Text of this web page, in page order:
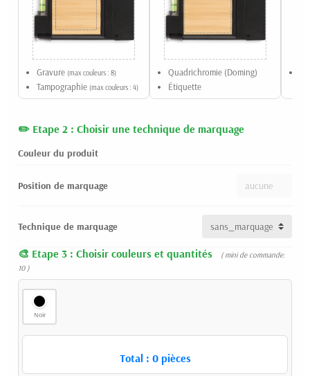
Gravure (max couleurs : 8)
Tampographie (max couleurs : 4)
Quadrichromie (Doming)
Étiquette
Etape 2 : Choisir une technique de marquage
Couleur du produit
Position de marquage
Technique de marquage
Etape 3 : Choisir couleurs et quantités
( mini de commande:
10 )
Noir
Total : 0pièces